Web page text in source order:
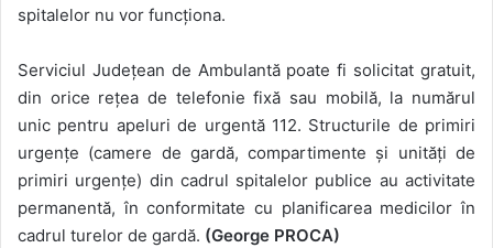
spitalelor nu vor funcționa.
Serviciul Județean de Ambulantă poate fi solicitat gratuit,
din orice rețea de telefonie fixă sau mobilă, la numărul
unic pentru apeluri de urgentă 112. Structurile de primiri
urgențe (camere de gardă, compartimente și unități de
primiri urgențe) din cadrul spitalelor publice au activitate
permanentă, în conformitate cu planificarea medicilor în
cadrul turelor de gardă. (George PROCA)